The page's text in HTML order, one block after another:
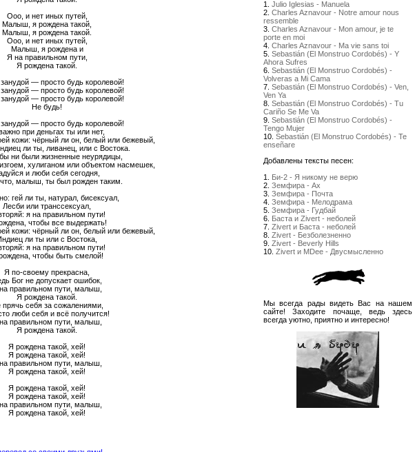
Ооо, и нет иных путей,
Малыш, я рождена такой,
Малыш, я рождена такой.
Ооо, и нет иных путей,
Малыш, я рождена и
Я на правильном пути,
Я рождена такой.
— просто будь королевой!
— просто будь королевой!
— просто будь королевой!
Не будь!
— просто будь королевой!
при деньгах ты или нет,
кожи: чёрный ли он, белый или бежевый,
ли ты, ливанец, или с Востока.
ни были жизненные неурядицы,
хулиганом или объектом насмешек,
и люби себя сегодня,
малыш, ты был рожден таким.
гей ли ты, натурал, бисексуал,
Лесби или транссексуал,
я на правильном пути!
чтобы все выдержать!
кожи: чёрный ли он, белый или бежевый,
ли ты или с Востока,
я на правильном пути!
чтобы быть смелой!
Я по-своему прекрасна,
Бог не допускает ошибок,
правильном пути, малыш,
Я рождена такой.
прячь себя за сожалениями,
люби себя и всё получится!
правильном пути, малыш,
Я рождена такой.
Я рождена такой, хей!
Я рождена такой, хей!
правильном пути, малыш,
Я рождена такой, хей!
Я рождена такой, хей!
Я рождена такой, хей!
правильном пути, малыш,
Я рождена такой, хей!
1. Julio Iglesias - Manuela
2. Charles Aznavour - Notre amour nous
ressemble
3. Charles Aznavour - Mon amour, je te
porte en moi
4. Charles Aznavour - Ma vie sans toi
5. Sebastián (El Monstruo Cordobés) - Y
Ahora Sufres
6. Sebastián (El Monstruo Cordobés) -
Volveras a Mi Cama
7. Sebastián (El Monstruo Cordobés) - Ven,
Ven Ya
8. Sebastián (El Monstruo Cordobés) - Tu
Cariño Se Me Va
9. Sebastián (El Monstruo Cordobés) -
Tengo Mujer
10. Sebastián (El Monstruo Cordobés) - Te
enseñare
Добавлены тексты песен:
1. Би-2 - Я никому не верю
2. Земфира - Ах
3. Земфира - Почта
4. Земфира - Мелодрама
5. Земфира - Гудбай
6. Баста и Zivert - неболей
7. Zivert и Баста - неболей
8. Zivert - Безболезненно
9. Zivert - Beverly Hills
10. Zivert и MDee - Двусмысленно
Мы всегда рады видеть Вас на нашем
сайте! Заходите почаще, ведь здесь
всегда уютно, приятно и интересно!